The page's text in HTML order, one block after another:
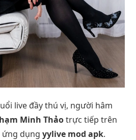
live đầy thú vị, người hâm
Minh Thảotrực tiếp trên
ứng dụngyylive mod apk.